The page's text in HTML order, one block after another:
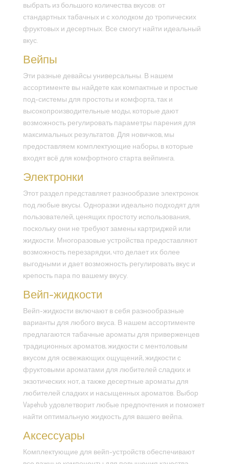
выбрать из большого количества вкусов: от
стандартных табачных и с холодком до тропических
фруктовых и десертных. Все смогут найти идеальный
вкус.
Вейпы
Эти разные девайсы универсальны. В нашем
ассортименте вы найдете как компактные и простые
под-системы для простоты и комфорта, так и
высокопроизводительные моды, которые дают
возможность регулировать параметры парения для
максимальных результатов. Для новичков, мы
предоставляем комплектующие наборы, в которые
входят всё для комфортного старта вейпинга.
Электронки
Этот раздел представляет разнообразие электронок
под любые вкусы. Одноразки идеально подходят для
пользователей, ценящих простоту использования,
поскольку они не требуют замены картриджей или
жидкости. Многоразовые устройства предоставляют
возможность перезарядки, что делает их более
выгодными и дает возможность регулировать вкус и
крепость пара по вашему вкусу.
Вейп-жидкости
Вейп-жидкости включают в себя разнообразные
варианты для любого вкуса. В нашем ассортименте
предлагаются табачные ароматы для приверженцев
традиционных ароматов, жидкости с ментоловым
вкусом для освежающих ощущений, жидкости с
фруктовыми ароматами для любителей сладких и
экзотических нот, а также десертные ароматы для
любителей сладких и насыщенных ароматов. Выбор
Vapehub удовлетворит любые предпочтения и поможет
найти оптимальную жидкость для вашего вейпа.
Аксессуары
Комплектующие для вейп-устройств обеспечивают